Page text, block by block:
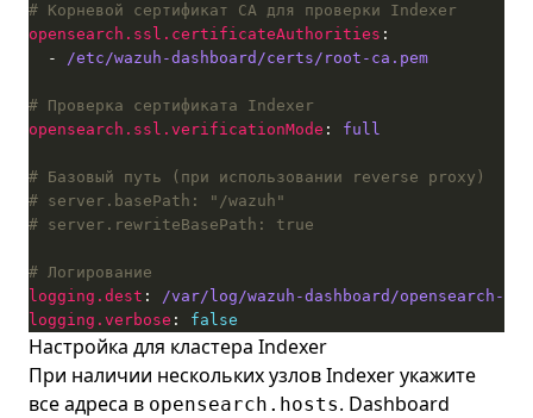
# Корневой сертификат CA для проверки Indexer
opensearch.ssl.certificateAuthorities
  -
/etc/wazuh-dashboard/certs/root-ca.pem
# Проверка сертификата Indexer
opensearch.ssl.verificationMode : full
# Базовый путь (при использовании reverse proxy)
# server.basePath: "/wazuh"
# server.rewriteBasePath: true
# Логирование
logging.dest : /var/log/wazuh-dashboard/opensearch-
logging.verbose : false
Настройка для кластера Indexer
При наличии нескольких узлов Indexer укажите
все адреса в opensearch.hosts. Dashboard